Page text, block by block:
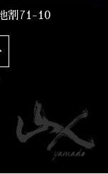
割71-10